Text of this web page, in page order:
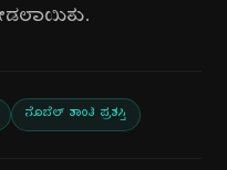
ನೊಬೆಲ್ ಶಾಂತಿ ಪ್ರಶಸ್ತಿ